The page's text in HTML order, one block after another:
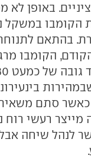
באופן לא
הקומבו במשקל
בהתאם
הקומבו
כאשר סתם
מייצר רעשי רוח
לנהל שיחה